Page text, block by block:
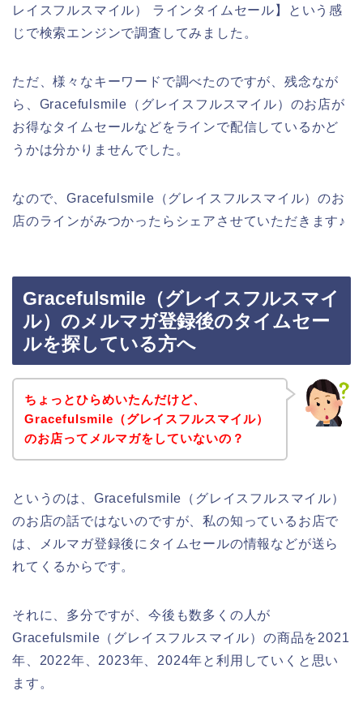
レイスフルスマイル） ラインタイムセール】という感
じで検索エンジンで調査してみました。
ただ、様々なキーワードで調べたのですが、残念なが
ら、Gracefulsmile（グレイスフルスマイル）のお店が
お得なタイムセールなどをラインで配信しているかど
うかは分かりませんでした。
なので、Gracefulsmile（グレイスフルスマイル）のお
店のラインがみつかったらシェアさせていただきます♪
Gracefulsmile（グレイスフルスマイ
ル）のメルマガ登録後のタイムセー
ルを探している方へ
ちょっとひらめいたんだけど、
Gracefulsmile（グレイスフルスマイル）
のお店ってメルマガをしていないの？
というのは、Gracefulsmile（グレイスフルスマイル）
のお店の話ではないのですが、私の知っているお店で
は、メルマガ登録後にタイムセールの情報などが送ら
れてくるからです。
それに、多分ですが、今後も数多くの人が
Gracefulsmile（グレイスフルスマイル）の商品を2021
年、2022年、2023年、2024年と利用していくと思い
ます。